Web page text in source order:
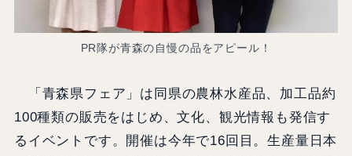
PR隊が青森の自慢の品をアピール！
「青森県フェア」は同県の農林水産品、加工品約
100種類の販売をはじめ、文化、観光情報も発信す
るイベントです。開催は今年で16回目。生産量日本